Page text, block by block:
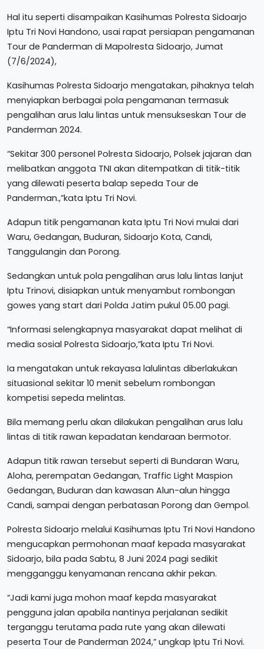
Hal itu seperti disampaikan Kasihumas Polresta Sidoarjo
Iptu Tri Novi Handono, usai rapat persiapan pengamanan
Tour de Panderman di Mapolresta Sidoarjo, Jumat
(7/6/2024),
Kasihumas Polresta Sidoarjo mengatakan, pihaknya telah
menyiapkan berbagai pola pengamanan termasuk
pengalihan arus lalu lintas untuk mensukseskan Tour de
Panderman 2024.
“Sekitar 300 personel Polresta Sidoarjo, Polsek jajaran dan
melibatkan anggota TNI akan ditempatkan di titik-titik
yang dilewati peserta balap sepeda Tour de
Panderman.,”kata Iptu Tri Novi.
Adapun titik pengamanan kata Iptu Tri Novi mulai dari
Waru, Gedangan, Buduran, Sidoarjo Kota, Candi,
Tanggulangin dan Porong.
Sedangkan untuk pola pengalihan arus lalu lintas lanjut
Iptu Trinovi, disiapkan untuk menyambut rombongan
gowes yang start dari Polda Jatim pukul 05.00 pagi.
“Informasi selengkapnya masyarakat dapat melihat di
media sosial Polresta Sidoarjo,”kata Iptu Tri Novi.
Ia mengatakan untuk rekayasa lalulintas diberlakukan
situasional sekitar 10 menit sebelum rombongan
kompetisi sepeda melintas.
Bila memang perlu akan dilakukan pengalihan arus lalu
lintas di titik rawan kepadatan kendaraan bermotor.
Adapun titik rawan tersebut seperti di Bundaran Waru,
Aloha, perempatan Gedangan, Traffic Light Maspion
Gedangan, Buduran dan kawasan Alun-alun hingga
Candi, sampai dengan perbatasan Porong dan Gempol.
Polresta Sidoarjo melalui Kasihumas Iptu Tri Novi Handono
mengucapkan permohonan maaf kepada masyarakat
Sidoarjo, bila pada Sabtu, 8 Juni 2024 pagi sedikit
mengganggu kenyamanan rencana akhir pekan.
“Jadi kami juga mohon maaf kepda masyarakat
pengguna jalan apabila nantinya perjalanan sedikit
terganggu terutama pada rute yang akan dilewati
peserta Tour de Panderman 2024,” ungkap Iptu Tri Novi.